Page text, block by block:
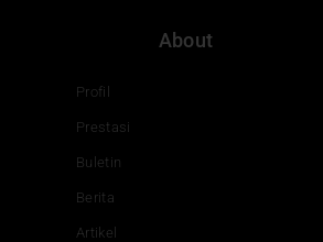
e
n
a
About
Profil
Prestasi
Buletin
Berita
Artikel